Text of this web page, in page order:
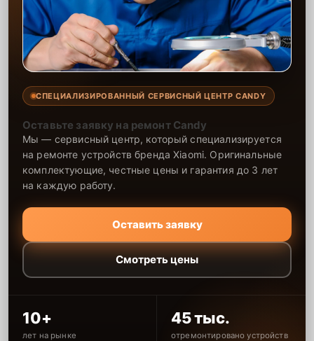
СПЕЦИАЛИЗИРОВАННЫЙ СЕРВИСНЫЙ ЦЕНТР CANDY
Оставьте заявку на ремонт Candy
Мы — сервисный центр, который специализируется
на ремонте устройств бренда Xiaomi. Оригинальные
комплектующие, честные цены и гарантия до 3 лет
на каждую работу.
Оставить заявку
Смотреть цены
10+
лет на рынке
45 тыс.
отремонтировано устройств